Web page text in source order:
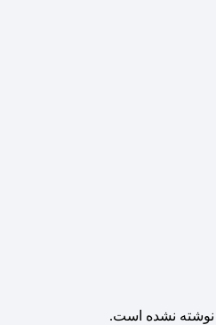
نوشته نشده است.